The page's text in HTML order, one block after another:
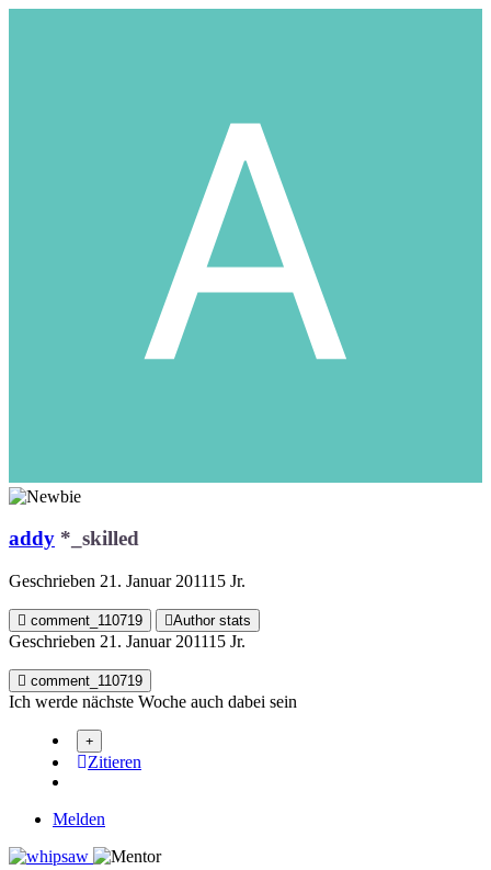
addy *_skilled
Geschrieben 21. Januar 201115 Jr.
comment_110719 Author stats
Geschrieben 21. Januar 201115 Jr.
comment_110719
Ich werde nächste Woche auch dabei sein
Zitieren
Melden